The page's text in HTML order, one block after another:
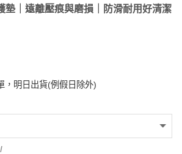
墊｜遠離壓痕與磨損｜防滑耐用好清潔
，明日出貨(例假日除外)